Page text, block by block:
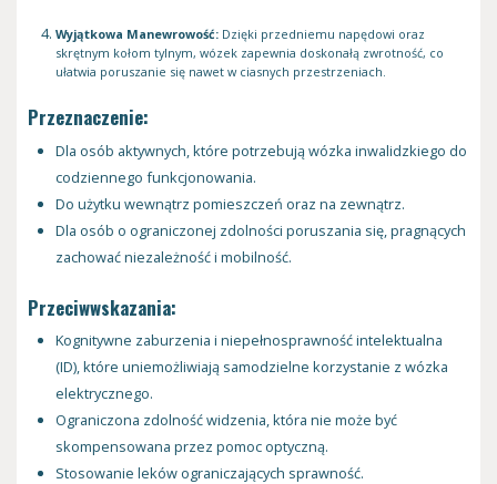
Wyjątkowa Manewrowość:Dzięki przedniemu napędowi oraz
skrętnym kołom tylnym, wózek zapewnia doskonałą zwrotność, co
ułatwia poruszanie się nawet w ciasnych przestrzeniach.
Przeznaczenie:
Dla osób aktywnych, które potrzebują wózka inwalidzkiego do
codziennego funkcjonowania.
Do użytku wewnątrz pomieszczeń oraz na zewnątrz.
Dla osób o ograniczonej zdolności poruszania się, pragnących
zachować niezależność i mobilność.
Przeciwwskazania:
Kognitywne zaburzenia i niepełnosprawność intelektualna
(ID), które uniemożliwiają samodzielne korzystanie z wózka
elektrycznego.
Ograniczona zdolność widzenia, która nie może być
skompensowana przez pomoc optyczną.
Stosowanie leków ograniczających sprawność.